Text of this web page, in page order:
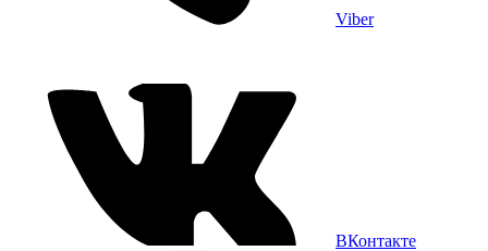
Viber
ВКонтакте